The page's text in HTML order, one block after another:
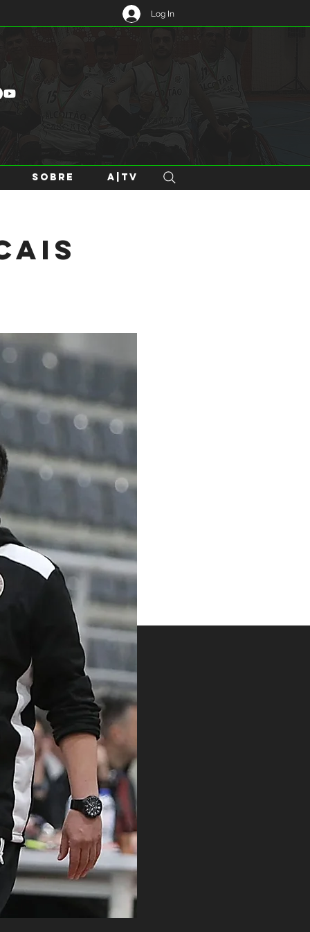
Log In
SOBRE A|TV